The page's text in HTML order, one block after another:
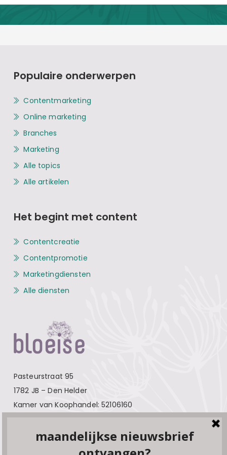
Pasteurstraat 95
1782 JB – Den Helder
Kamer van Koophandel: 52106160
Over Bloeise
Populaire onderwerpen
Contentmarketing
Online marketing
Branches
Marketing
Alle topics
Alle artikelen
Het begint met content
Contentcreatie
Contentpromotie
Marketingdiensten
Alle diensten